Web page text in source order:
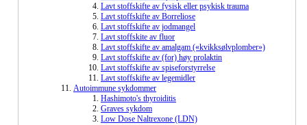
Lavt stoffskifte av fysisk eller psykisk trauma
Lavt stoffskifte av Borreliose
Lavt stoffskifte av jodmangel
Lavt stoffskite av fluor
Lavt stoffskifte av amalgam («kvikksølvplomber»)
Lavt stoffskifte av (for) høy prolaktin
Lavt stoffskifte av spiseforstyrrelse
Lavt stoffskifte av legemidler
Autoimmune sykdommer
Hashimoto's thyroiditis
Graves sykdom
Low Dose Naltrexone (LDN)